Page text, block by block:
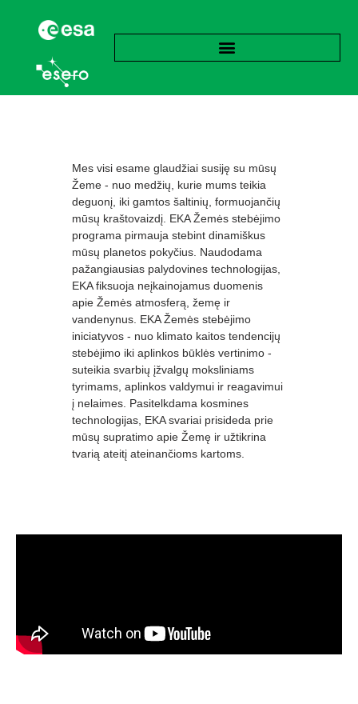
Mes visi esame glaudžiai susiję su mūsų
Žeme - nuo medžių, kurie mums teikia
deguonį, iki gamtos šaltinių, formuojančių
mūsų kraštovaizdį. EKA Žemės stebėjimo
programa pirmauja stebint dinamiškus
mūsų planetos pokyčius. Naudodama
pažangiausias palydovines technologijas,
EKA fiksuoja neįkainojamus duomenis
apie Žemės atmosferą, žemę ir
vandenynus. EKA Žemės stebėjimo
iniciatyvos - nuo klimato kaitos tendencijų
stebėjimo iki aplinkos būklės vertinimo -
suteikia svarbių įžvalgų moksliniams
tyrimams, aplinkos valdymui ir reagavimui
į nelaimes. Pasitelkdama kosmines
technologijas, EKA svariai prisideda prie
mūsų supratimo apie Žemę ir užtikrina
tvarią ateitį ateinančioms kartoms.